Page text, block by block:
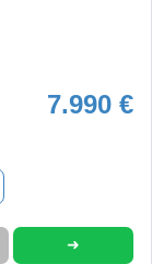
7.990 €
➜